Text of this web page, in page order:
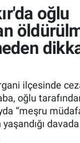
oğlu
ilçesinde
oğlu
“meşru
yaşandığı